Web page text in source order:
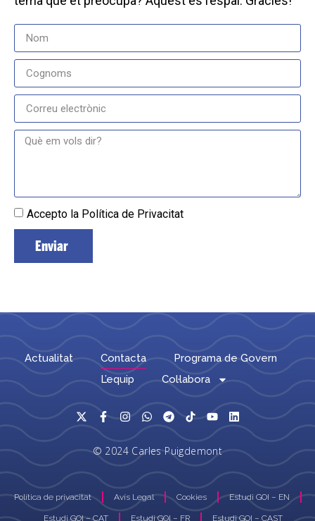
Accepto la Política de Privacitat
Enviar
Actualitat Contacta
Programa de Govern
L’equip
Col·labora
© 2024 Carles Puigdemont
Política de privacitat Avís Legal Cookies Estudi GOI – EN
Estudi GOI – CAT Estudi GOI – FR Estudi GOI – CAST